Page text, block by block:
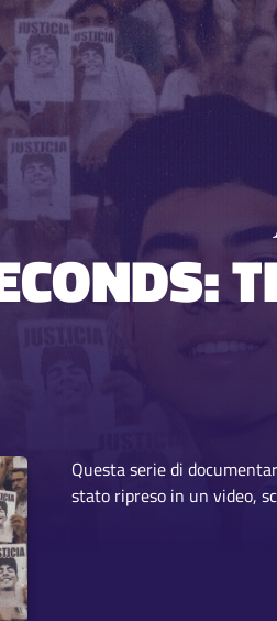
Questa serie di
stato ripreso in un video,